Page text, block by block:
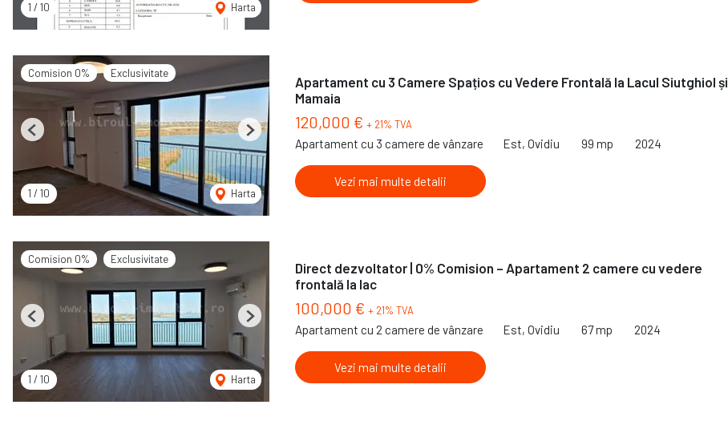
1 / 10 Harta
Comision 0% Exclusivitate
1 / 10 Harta
Previous Next
Apartament cu 3 Camere Spațios cu Vedere Frontală la Lacul Siutghiol și
Mamaia
120,000 € + 21% TVA
Apartament cu 3 camere de vânzare Est, Ovidiu 99 mp 2024
Vezi mai multe detalii
Comision 0% Exclusivitate
1 / 10 Harta
Previous Next
Direct dezvoltator | 0% Comision – Apartament 2 camere cu vedere
frontală la lac
100,000 € + 21% TVA
Apartament cu 2 camere de vânzare Est, Ovidiu 67 mp 2024
Vezi mai multe detalii